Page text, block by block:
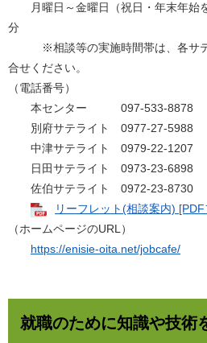
月曜日～金曜日（祝日・年末年始
分
※相談等の実施時間帯は、各サテ
合せください。
（電話番号）
本センター 097-533-8878
別府サテライト 0977-27-5988
中津サテライト 0979-22-1207
日田サテライト 0973-23-6898
佐伯サテライト 0972-23-8730
リーフレット(相談案内)
（ホームページのURL）
https://enisie-oita.net/jobcafe/
就職のために知識や技術